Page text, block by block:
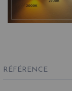
RÉFÉRENCE